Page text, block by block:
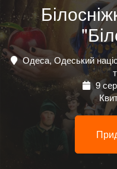
Одеса, Одеський
9